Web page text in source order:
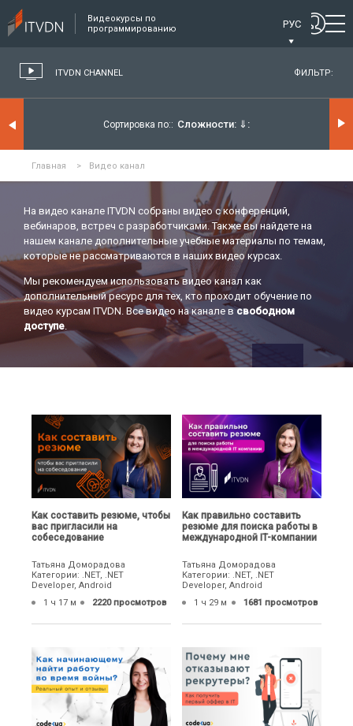
Видеокурсы по
программированию
РУС
ITVDN CHANNEL ФИЛЬТР:
Сортировка по: Сложности: ⇓
Главная > Видео канал
На видео канале ITVDN собраны видео с конференций,
вебинаров, встреч с разработчиками. Также вы найдете на
нашем канале дополнительные учебные материалы по темам,
которые не рассматриваются в наших видео курсах.
Мы рекомендуем использовать видео канал как
дополнительный ресурс для тех, кто проходит обучение по
видео курсам ITVDN. Все видео на канале всвободном
доступе.
Как составить резюме, чтобы
вас пригласили на
собеседование
Татьяна Доморадова
Категории: .NET, .NET
Developer, Android
1 ч 17 м
2220 просмотров
Как правильно составить
резюме для поиска работы в
международной IT-компании
Татьяна Доморадова
Категории: .NET, .NET
Developer, Android
1 ч 29 м
1681 просмотров